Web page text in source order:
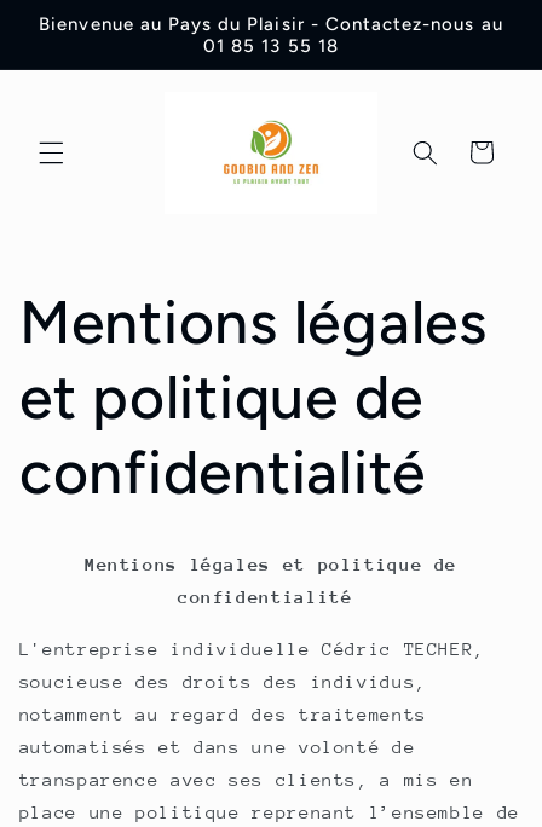
direttamente
Bienvenue au Pays du Plaisir - Contactez-nous au
01 85 13 55 18
Carrello
Mentions légales
et politique de
confidentialité
Mentions légales et politique de
confidentialité
L'entreprise individuelle Cédric TECHER,
soucieuse des droits des individus,
notamment au regard des traitements
automatisés et dans une volonté de
transparence avec ses clients, a mis en
place une politique reprenant l’ensemble de